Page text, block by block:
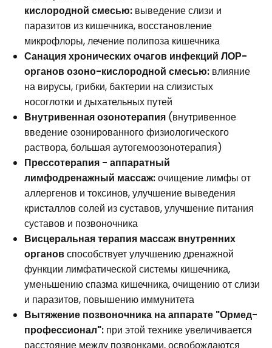
кислородной смесью: выведение слизи и
паразитов из кишечника, восстановление
микрофлоры, лечение полипоза кишечника
Санация хронических очагов инфекций ЛОР-
органов озоно-кислородной смесью: влияние
на вирусы, грибки, бактерии на слизистых
носоглотки и дыхательных путей
Внутривенная озонотерапия (внутривенное
введение озонированного физиологического
раствора, большая аутогемоозонотерапия)
Прессотерапия - аппаратный
лимфодренажный массаж:очищение лимфы от
аллергенов и токсинов, улучшение выведения
кристаллов солей из суставов, улучшение питания
суставов и позвоночника
Висцеральная терапия массаж внутренних
органовспособствует улучшению дренажной
функции лимфатической системы кишечника,
уменьшению спазма кишечника, очищению от слизи
и паразитов, повышению иммунитета
Вытяжение позвоночника на аппарате "Ормед-
профессионал": при этой технике увеличивается